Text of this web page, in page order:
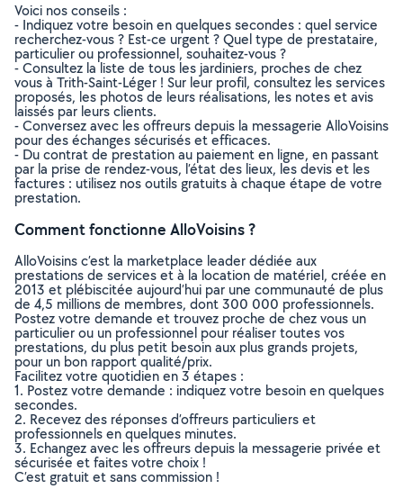
Voici nos conseils :
- Indiquez votre besoin en quelques secondes : quel service
recherchez-vous ? Est-ce urgent ? Quel type de prestataire,
particulier ou professionnel, souhaitez-vous ?
- Consultez la liste de tous les jardiniers, proches de chez
vous à Trith-Saint-Léger ! Sur leur profil, consultez les services
proposés, les photos de leurs réalisations, les notes et avis
laissés par leurs clients.
- Conversez avec les offreurs depuis la messagerie AlloVoisins
pour des échanges sécurisés et efficaces.
- Du contrat de prestation au paiement en ligne, en passant
par la prise de rendez-vous, l’état des lieux, les devis et les
factures : utilisez nos outils gratuits à chaque étape de votre
prestation.
Comment fonctionne AlloVoisins ?
AlloVoisins c’est la marketplace leader dédiée aux
prestations de services et à la location de matériel, créée en
2013 et plébiscitée aujourd’hui par une communauté de plus
de 4,5 millions de membres, dont 300 000 professionnels.
Postez votre demande et trouvez proche de chez vous un
particulier ou un professionnel pour réaliser toutes vos
prestations, du plus petit besoin aux plus grands projets,
pour un bon rapport qualité/prix.
Facilitez votre quotidien en 3 étapes :
1. Postez votre demande : indiquez votre besoin en quelques
secondes.
2. Recevez des réponses d’offreurs particuliers et
professionnels en quelques minutes.
3. Echangez avec les offreurs depuis la messagerie privée et
sécurisée et faites votre choix !
C’est gratuit et sans commission !